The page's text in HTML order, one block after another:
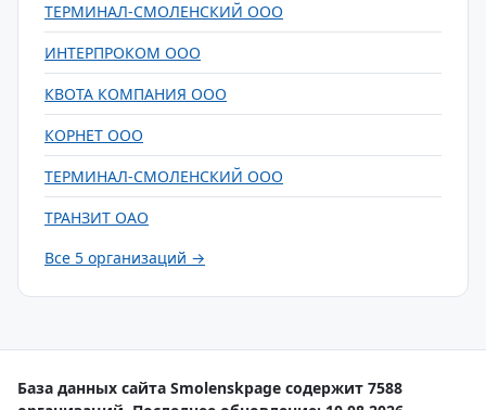
ТЕРМИНАЛ-СМОЛЕНСКИЙ ООО
ИНТЕРПРОКОМ ООО
КВОТА КОМПАНИЯ ООО
КОРНЕТ ООО
ТЕРМИНАЛ-СМОЛЕНСКИЙ ООО
ТРАНЗИТ ОАО
Все 5 организаций →
База данных сайта Smolenskpage содержит 7588